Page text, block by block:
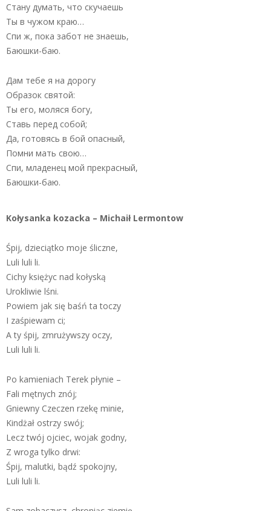
Стану думать, что скучаешь
Ты в чужом краю…
Спи ж, пока забот не знаешь,
Баюшки-баю.
Дам тебе я на дорогу
Образок святой:
Ты его, моляся богу,
Ставь перед собой;
Да, готовясь в бой опасный,
Помни мать свою…
Спи, младенец мой прекрасный,
Баюшки-баю.
Kołysanka kozacka – Michaił Lermontow
Śpij, dzieciątko moje śliczne,
Luli luli li.
Cichy księżyc nad kołyską
Urokliwie lśni.
Powiem jak się baśń ta toczy
I zaśpiewam ci;
A ty śpij, zmrużywszy oczy,
Luli luli li.
Po kamieniach Terek płynie –
Fali mętnych znój;
Gniewny Czeczen rzekę minie,
Kindżał ostrzy swój;
Lecz twój ojciec, wojak godny,
Z wroga tylko drwi:
Śpij, malutki, bądź spokojny,
Luli luli li.